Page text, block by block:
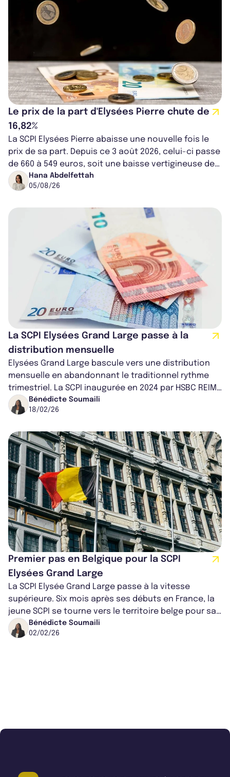
Le prix de la part d'Elysées Pierre chute de
16,82%
La SCPI Elysées Pierre abaisse une nouvelle fois le
prix de sa part. Depuis ce 3 août 2026, celui-ci passe
de 660 à 549 euros, soit une baisse vertigineuse de
16,82%. Cette nouvell...
Hana Abdelfettah
05/08/26
La SCPI Elysées Grand Large passe à la
distribution mensuelle
Elysées Grand Large bascule vers une distribution
mensuelle en abandonnant le traditionnel rythme
trimestriel. La SCPI inaugurée en 2024 par HSBC REIM
s'aligne sur les nouveaux sta...
Bénédicte Soumaili
18/02/26
Premier pas en Belgique pour la SCPI
Elysées Grand Large
La SCPI Elysée Grand Large passe à la vitesse
supérieure. Six mois après ses débuts en France, la
jeune SCPI se tourne vers le territoire belge pour sa
deuxième acquisition. En met...
Bénédicte Soumaili
02/02/26